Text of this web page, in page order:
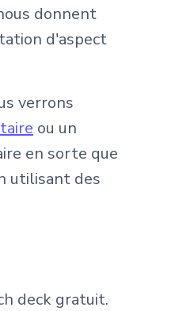
donnent
d'aspect
verrons
ou un
en sorte que
utilisant des
deck gratuit.